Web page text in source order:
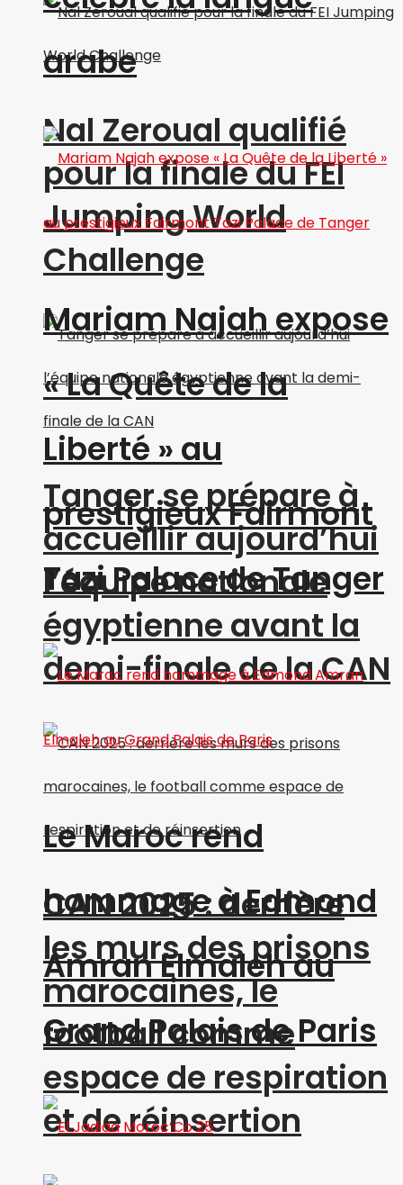
Nal Zeroual qualifié
pour la finale du FEI
Jumping World
Challenge
Tanger se prépare à
accueillir aujourd’hui
l’équipe nationale
égyptienne avant la
demi-finale de la CAN
CAN 2025 : derrière
les murs des prisons
marocaines, le
football comme
espace de respiration
et de réinsertion
arabe
Mariam Najah expose
« La Quête de la
Liberté » au
prestigieux Fairmont
Tazi Palace de Tanger
Le Maroc rend
hommage à Edmond
Amran Elmaleh au
Grand Palais de Paris